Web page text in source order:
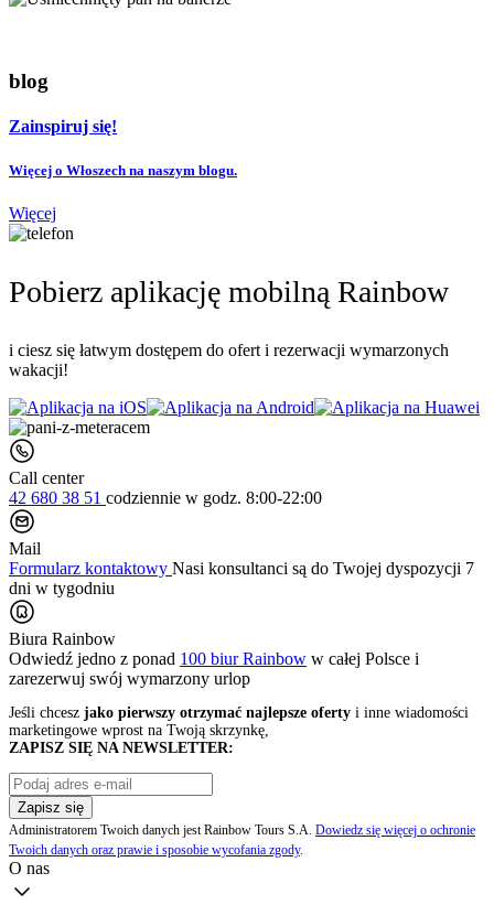
blog
Zainspiruj się!
Więcej o Włoszech na naszym blogu.
Więcej
Pobierz aplikację mobilną Rainbow
i ciesz się łatwym dostępem do ofert i rezerwacji wymarzonych
wakacji!
Call center
42 680 38 51 codziennie w godz. 8:00-22:00
Mail
Formularz kontaktowy Nasi konsultanci są do Twojej dyspozycji 7
dni w tygodniu
Biura Rainbow
Odwiedź jedno z ponad 100 biur Rainbow w całej Polsce i
zarezerwuj swój wymarzony urlop
Jeśli chcesz jako pierwszy otrzymać najlepsze oferty i inne wiadomości
marketingowe wprost na Twoją skrzynkę,
ZAPISZ SIĘ NA NEWSLETTER:
Zapisz się
Administratorem Twoich danych jest Rainbow Tours S.A. Dowiedz się więcej o ochronie
Twoich danych oraz prawie i sposobie wycofania zgody.
O nas